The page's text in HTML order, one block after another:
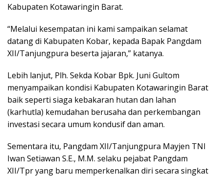
Kabupaten Kotawaringin Barat.
“Melalui kesempatan ini kami sampaikan selamat
datang di Kabupaten Kobar, kepada Bapak Pangdam
XII/Tanjungpura beserta jajaran,” katanya.
Lebih lanjut, Plh. Sekda Kobar Bpk. Juni Gultom
menyampaikan kondisi Kabupaten Kotawaringin Barat
baik seperti siaga kebakaran hutan dan lahan
(karhutla) kemudahan berusaha dan perkembangan
investasi secara umum kondusif dan aman.
Sementara itu, Pangdam XII/Tanjungpura Mayjen TNI
Iwan Setiawan S.E., M.M. selaku pejabat Pangdam
XII/Tpr yang baru memperkenalkan diri secara singkat